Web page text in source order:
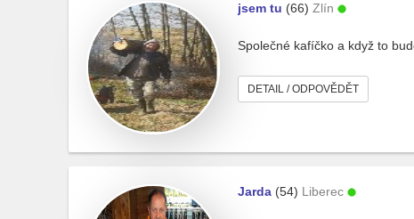
jsem tu (66) Zlín
Společné kafíčko a když to
DETAIL / ODPOVĚDĚT
Jarda (54) Liberec